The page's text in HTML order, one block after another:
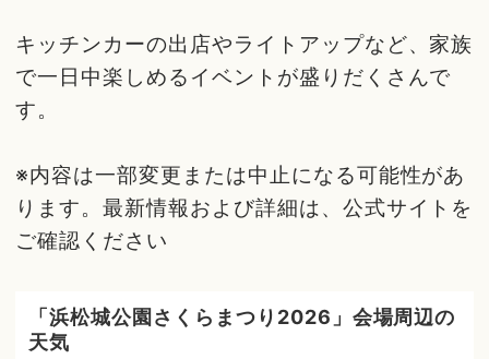
キッチンカーの出店やライトアップなど、家族
で一日中楽しめるイベントが盛りだくさんで
す。
※内容は一部変更または中止になる可能性があ
ります。最新情報および詳細は、公式サイトを
ご確認ください
「浜松城公園さくらまつり2026」会場周辺の
天気